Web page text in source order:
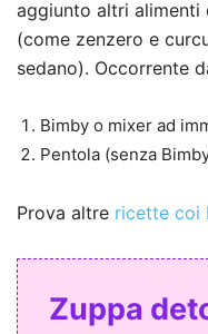
aggiunto altri alimenti
(come zenzero e
sedano). Occorrente
Bimby o mixer ad
Pentola (senza
Prova altre ricette coi
Zuppa